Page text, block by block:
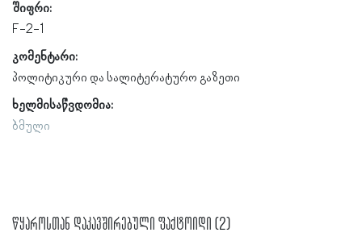
შიფრი:
F-2-1
კომენტარი:
პოლიტიკური და სალიტერატურო გაზეთი
ხელმისაწვდომია:
ბმული
წყაროსთან დაკავშირებული ფაქტოიდი (2)